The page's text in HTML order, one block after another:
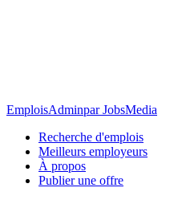
EmploisAdminpar JobsMedia
Recherche d'emplois
Meilleurs employeurs
À propos
Publier une offre